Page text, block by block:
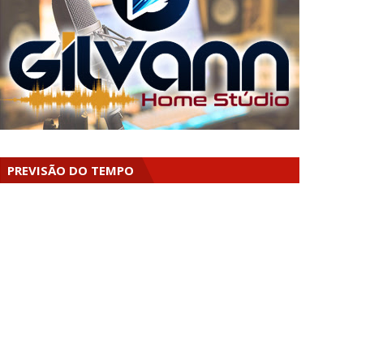
PREVISÃO DO TEMPO